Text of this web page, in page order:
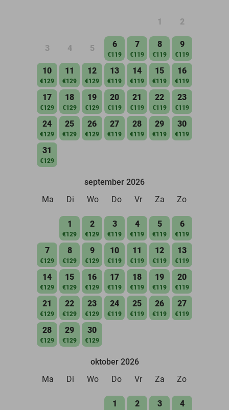
1 2
3 4 5 6
€119
7
€119
8
€119
9
€119
10
€129
11
€129
12
€129
13
€119
14
€119
15
€119
16
€119
17
€129
18
€129
19
€129
20
€119
21
€119
22
€119
23
€119
24
€129
25
€129
26
€129
27
€119
28
€119
29
€119
30
€119
31
€129
september 2026
Ma
Di Wo Do Vr Za Zo
1
€129
2
€129
3
€119
4
€119
5
€119
6
€119
7
€129
8
€129
9
€129
10
€119
11
€119
12
€119
13
€119
14
€129
15
€129
16
€129
17
€119
18
€119
19
€119
20
€119
21
€129
22
€129
23
€129
24
€119
25
€119
26
€119
27
€119
28
€129
29
€129
30
€129
oktober 2026
Ma
Di Wo Do Vr Za Zo
1 2 3 4